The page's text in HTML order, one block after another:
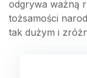
odgrywa ważną
tożsamości
tak dużym i